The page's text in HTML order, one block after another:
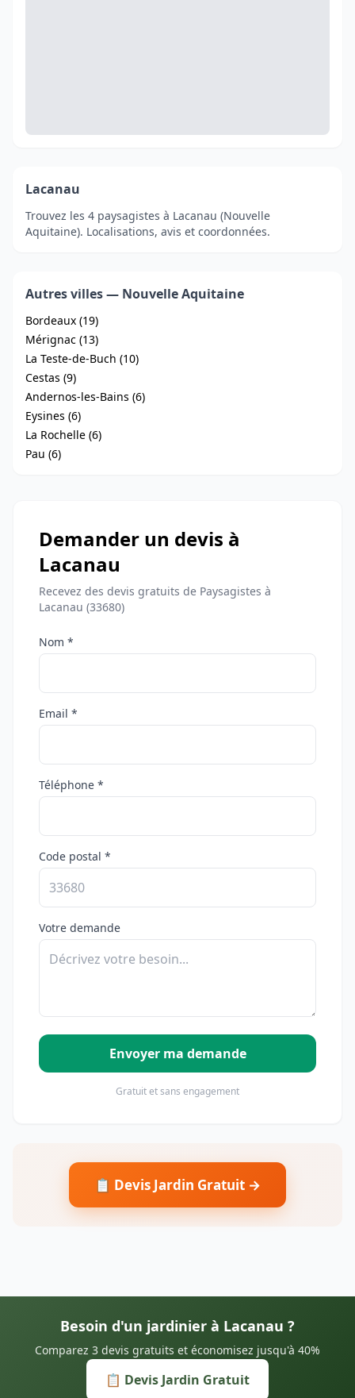
Lacanau
Trouvez les 4 paysagistes à Lacanau (Nouvelle
Aquitaine). Localisations, avis et coordonnées.
Autres villes — Nouvelle Aquitaine
Bordeaux (19)
Mérignac (13)
La Teste-de-Buch (10)
Cestas (9)
Andernos-les-Bains (6)
Eysines (6)
La Rochelle (6)
Pau (6)
Demander un devis à
Lacanau
Recevez des devis gratuits de Paysagistes à
Lacanau (33680)
Nom *
Email *
Téléphone *
Code postal *
Votre demande
Envoyer ma demande
Gratuit et sans engagement
📋 Devis Jardin Gratuit →
Besoin d'un jardinier à Lacanau ?
Comparez 3 devis gratuits et économisez jusqu'à 40%
📋 Devis Jardin Gratuit